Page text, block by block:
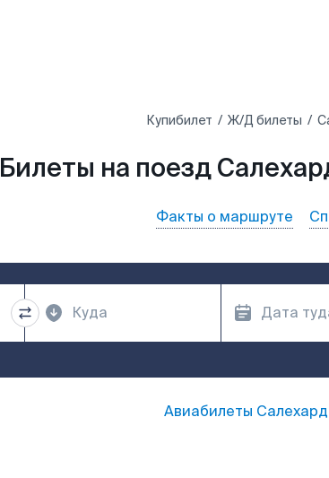
Купибилет Ж/Д билеты
Билеты на поезд
Факты о маршруте
Авиабилеты Салехард